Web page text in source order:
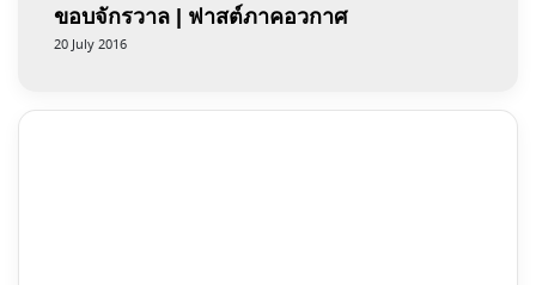
ขอบจักรวาล | ฟาสต์ภาคอวกาศ
20 July 2016